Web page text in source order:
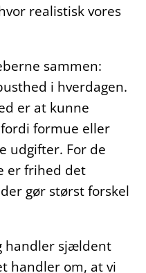
realistisk vores
sammen:
i hverdagen.
er at kunne
formue eller
udgifter. For de
er frihed det
gør størst forskel
handler sjældent
handler om, at vi